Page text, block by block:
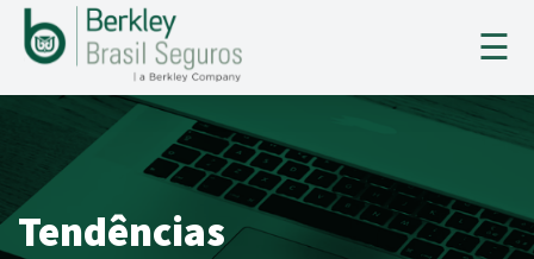
☰
×
HOME
A BERKLEY
Tendências